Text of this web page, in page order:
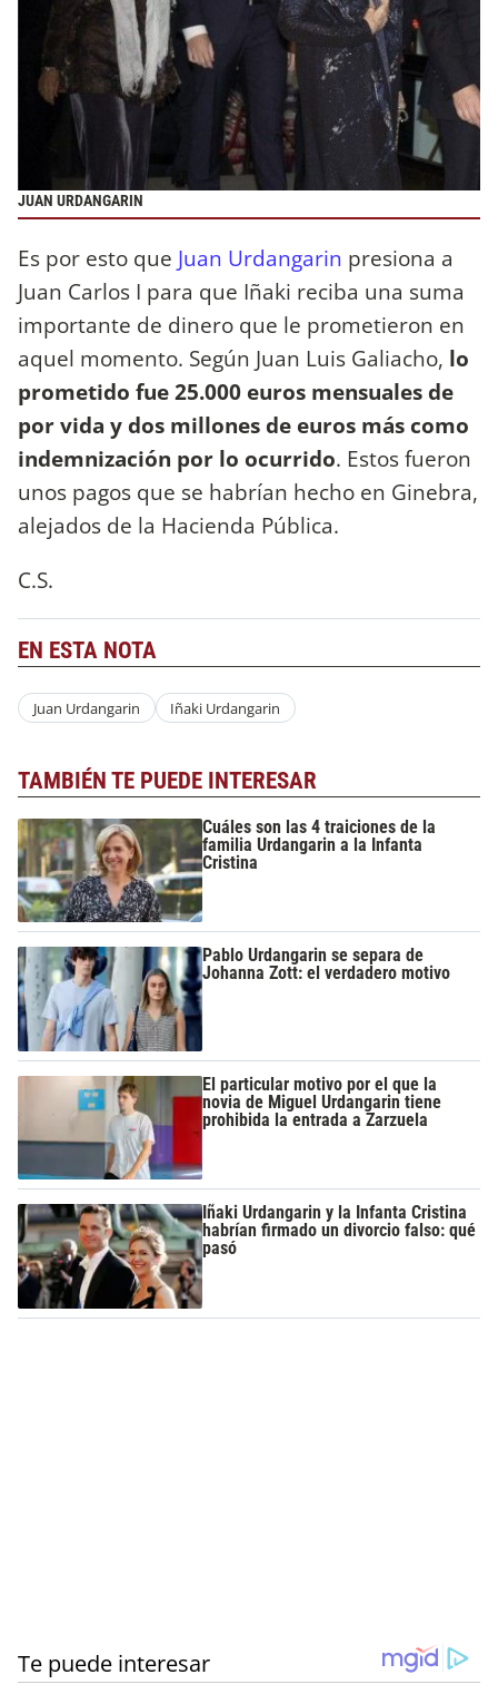
JUAN URDANGARIN
Es por esto que Juan Urdangarin presiona a
Juan Carlos I para que Iñaki reciba una suma
importante de dinero que le prometieron en
aquel momento. Según Juan Luis Galiacho, lo
prometido fue 25.000 euros mensuales de
por vida y dos millones de euros más como
indemnización por lo ocurrido. Estos fueron
unos pagos que se habrían hecho en Ginebra,
alejados de la Hacienda Pública.
C.S.
EN ESTA NOTA
Juan Urdangarin Iñaki Urdangarin
TAMBIÉN TE PUEDE INTERESAR
Cuáles son las 4 traiciones de la
familia Urdangarin a la Infanta
Cristina
Pablo Urdangarin se separa de
Johanna Zott: el verdadero motivo
El particular motivo por el que la
novia de Miguel Urdangarin tiene
prohibida la entrada a Zarzuela
Iñaki Urdangarin y la Infanta Cristina
habrían firmado un divorcio falso: qué
pasó